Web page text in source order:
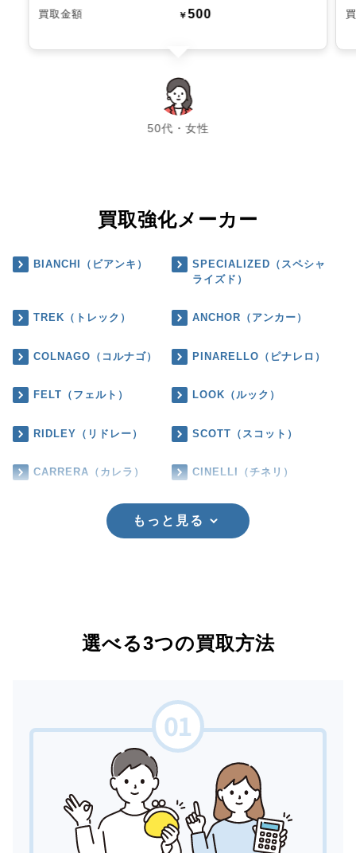
買取金額 ￥500
50代・女性
chevron_left chevron_right
買取強化メーカー
BIANCHI（ビアンキ）
SPECIALIZED（スペシャ
ライズド）
TREK（トレック） ANCHOR（アンカー）
COLNAGO（コルナゴ） PINARELLO（ピナレロ）
FELT（フェルト） LOOK（ルック）
RIDLEY（リドレー） SCOTT（スコット）
CARRERA（カレラ） CINELLI（チネリ）
もっと見る
選べる3つの買取方法